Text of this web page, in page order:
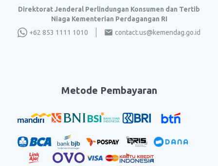
Direktorat Jenderal Perlindungan Konsumen dan Tertib
Niaga Kementerian Perdagangan RI
+62 853 1111 1010
contact.us@kemendag.go.id
Metode Pembayaran